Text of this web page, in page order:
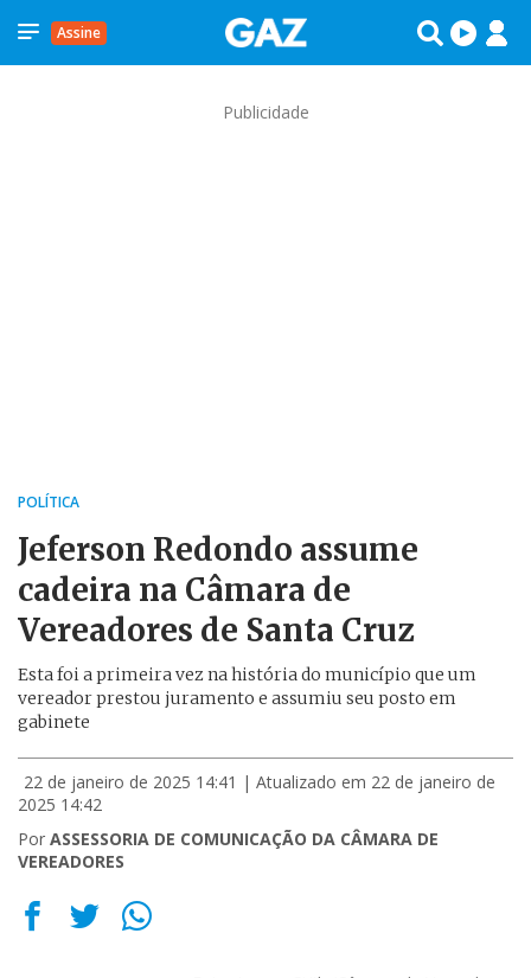
Assine
Publicidade
POLÍTICA
Jeferson Redondo assume
cadeira na Câmara de
Vereadores de Santa Cruz
Esta foi a primeira vez na história do município que um
vereador prestou juramento e assumiu seu posto em
gabinete
22 de janeiro de 2025 14:41 | Atualizado em 22 de janeiro de
2025 14:42
Por ASSESSORIA DE COMUNICAÇÃO DA CÂMARA DE
VEREADORES